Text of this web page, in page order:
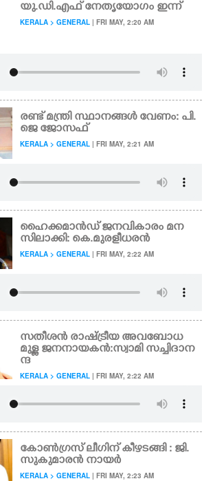
യു.ഡി.എഫ് നേതൃയോഗം ഇന്ന്
KERALA > GENERAL | FRI MAY, 2:20 AM
രണ്ട് മന്ത്രി സ്ഥാനങ്ങൾ വേണം: പി.
ജെ ജോസഫ്
KERALA > GENERAL | FRI MAY, 2:21 AM
ഹൈക്കമാൻഡ് ജനവികാരം മന
സിലാക്കി: കെ.മുരളീധരൻ
KERALA > GENERAL | FRI MAY, 2:22 AM
സതീശൻ രാഷ്ട്രീയ അവബോധ
മുള്ള ജനനായകൻ:സ്വാമി സച്ചിദാന
ന്ദ
KERALA > GENERAL | FRI MAY, 2:22 AM
കോൺഗ്രസ് ലീഗിന് കീഴടങ്ങി : ജി.
സുകുമാരൻ നായർ
KERALA > GENERAL | FRI MAY, 2:23 AM